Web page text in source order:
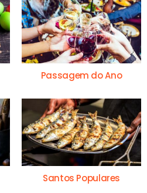
Passagem do Ano
Santos Populares